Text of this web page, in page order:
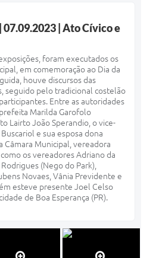
07.09.2023 | Ato Cívico e
foram executados os
em comemoração ao Dia da
houve discursos das
seguido pelo tradicional costelão
Entre as autoridades
Marilda Garofolo
Lairto João Sperandio, o vice-
e sua esposa dona
Câmara Municipal, vereadora
os vereadores Adriano da
(Nego do Park),
Novaes, Vânia Previdente e
esteve presente Joel Celso
de Boa Esperança (PR).